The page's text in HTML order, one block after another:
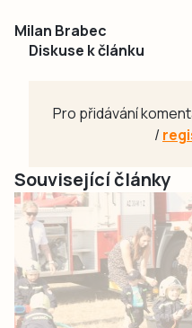
Milan Brabec
Diskuse k článku
Pro přidávání
/
Související články